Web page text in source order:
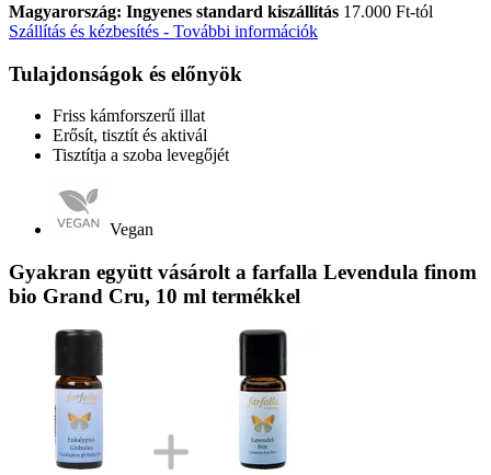
Magyarország: Ingyenes standard kiszállítás 17.000 Ft-tól
Szállítás és kézbesítés - További információk
Tulajdonságok és előnyök
Friss kámforszerű illat
Erősít, tisztít és aktivál
Tisztítja a szoba levegőjét
Vegan
Gyakran együtt vásárolt a farfalla Levendula finom
bio Grand Cru, 10 ml termékkel